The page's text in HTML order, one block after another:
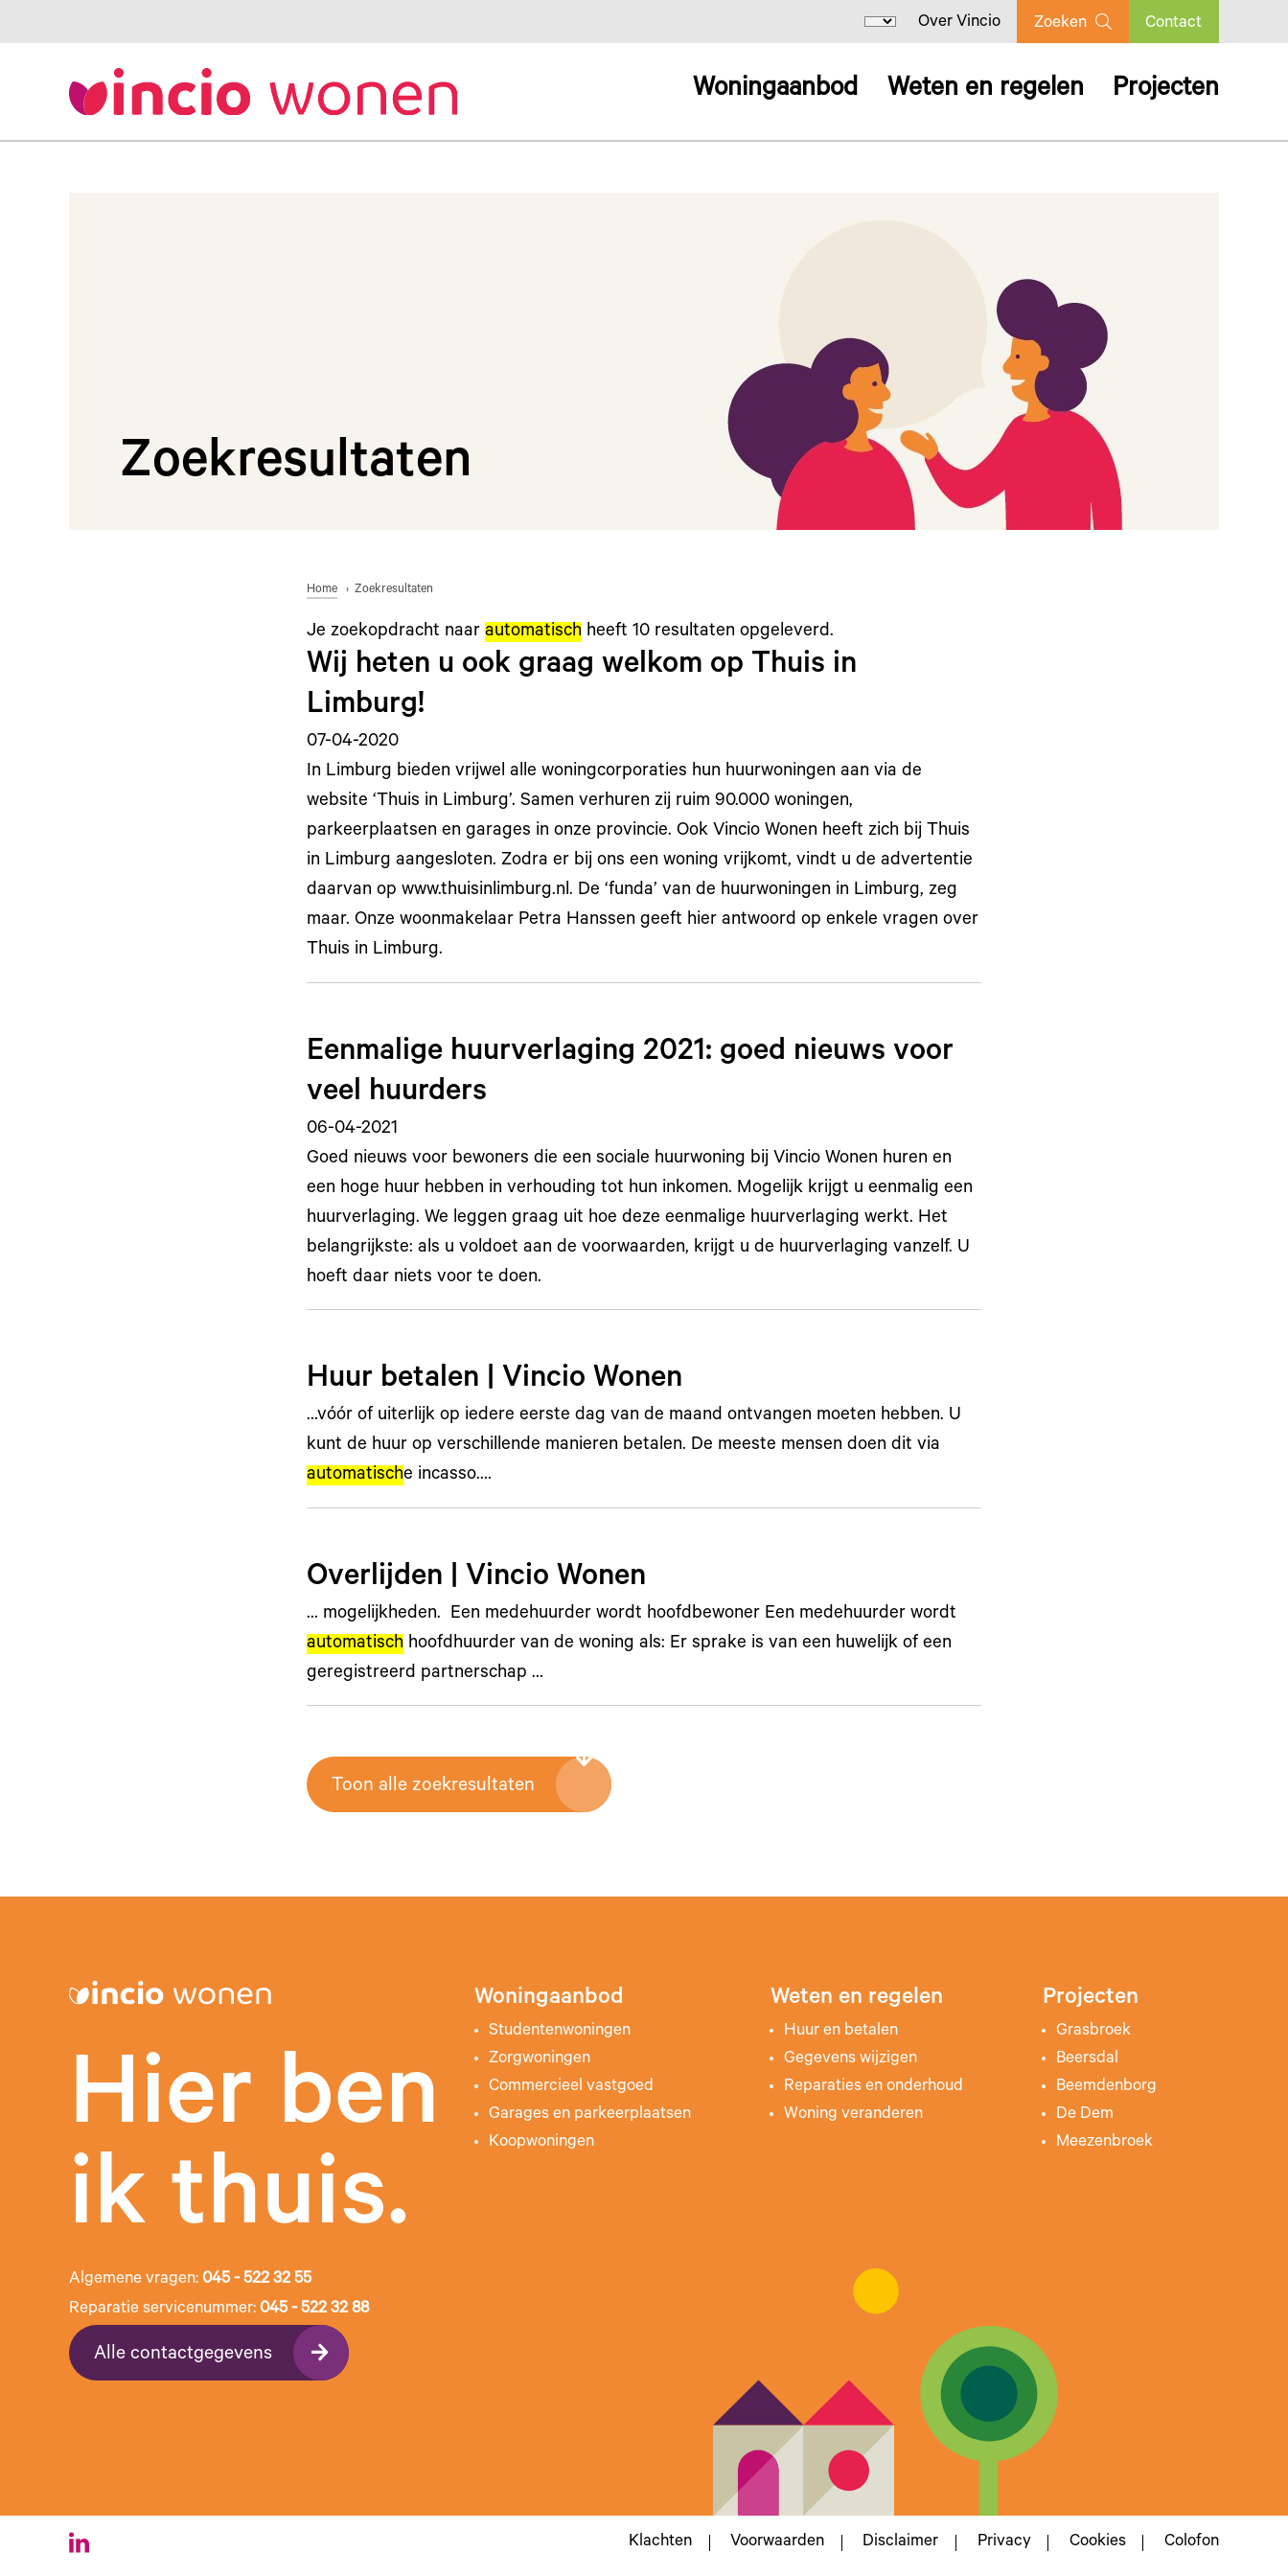
Over Vincio Zoeken Contact
Woningaanbod Weten en regelen Projecten
Zoekresultaten
Home Zoekresultaten
Je zoekopdracht naar automatisch heeft 10 resultaten opgeleverd.
Wij heten u ook graag welkom op Thuis in
Limburg!
07-04-2020
In Limburg bieden vrijwel alle woningcorporaties hun huurwoningen aan via de
website ‘Thuis in Limburg’. Samen verhuren zij ruim 90.000 woningen,
parkeerplaatsen en garages in onze provincie. Ook Vincio Wonen heeft zich bij Thuis
in Limburg aangesloten. Zodra er bij ons een woning vrijkomt, vindt u de advertentie
daarvan op www.thuisinlimburg.nl. De ‘funda’ van de huurwoningen in Limburg, zeg
maar. Onze woonmakelaar Petra Hanssen geeft hier antwoord op enkele vragen over
Thuis in Limburg.
Eenmalige huurverlaging 2021: goed nieuws voor
veel huurders
06-04-2021
Goed nieuws voor bewoners die een sociale huurwoning bij Vincio Wonen huren en
een hoge huur hebben in verhouding tot hun inkomen. Mogelijk krijgt u eenmalig een
huurverlaging. We leggen graag uit hoe deze eenmalige huurverlaging werkt. Het
belangrijkste: als u voldoet aan de voorwaarden, krijgt u de huurverlaging vanzelf. U
hoeft daar niets voor te doen.
Huur betalen | Vincio Wonen
…vóór of uiterlijk op iedere eerste dag van de maand ontvangen moeten hebben. U
kunt de huur op verschillende manieren betalen. De meeste mensen doen dit via
automatische incasso.…
Overlijden | Vincio Wonen
… mogelijkheden. Een medehuurder wordt hoofdbewoner Een medehuurder wordt
automatisch hoofdhuurder van de woning als: Er sprake is van een huwelijk of een
geregistreerd partnerschap …
Toon alle zoekresultaten
Hier ben
ik thuis.
Algemene vragen: 045 - 522 32 55
Reparatie servicenummer: 045 - 522 32 88
Alle contactgegevens
Woningaanbod
Studentenwoningen
Zorgwoningen
Commercieel vastgoed
Garages en parkeerplaatsen
Koopwoningen
Weten en regelen
Huur en betalen
Gegevens wijzigen
Reparaties en onderhoud
Woning veranderen
Projecten
Grasbroek
Beersdal
Beemdenborg
De Dem
Meezenbroek
Klachten Voorwaarden Disclaimer Privacy Cookies Colofon